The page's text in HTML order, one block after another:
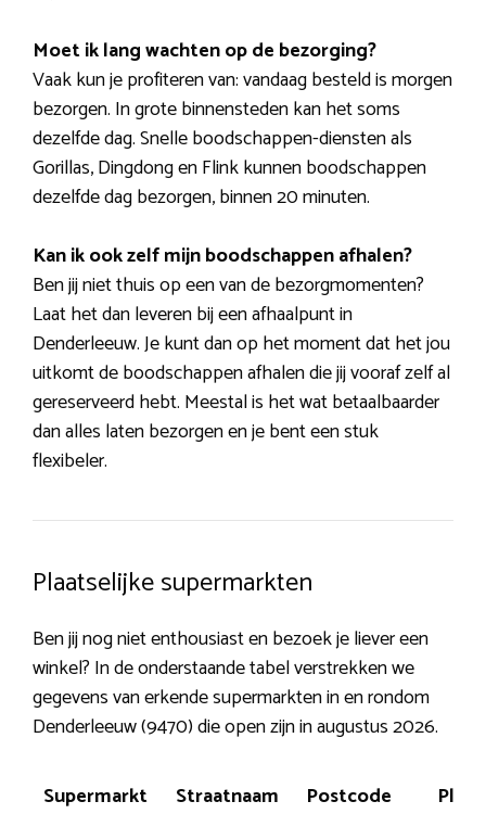
Moet ik lang wachten op de bezorging?
Vaak kun je profiteren van: vandaag besteld is morgen
bezorgen. In grote binnensteden kan het soms
dezelfde dag. Snelle boodschappen-diensten als
Gorillas, Dingdong en Flink kunnen boodschappen
dezelfde dag bezorgen, binnen 20 minuten.
Kan ik ook zelf mijn boodschappen afhalen?
Ben jij niet thuis op een van de bezorgmomenten?
Laat het dan leveren bij een afhaalpunt in
Denderleeuw. Je kunt dan op het moment dat het jou
uitkomt de boodschappen afhalen die jij vooraf zelf al
gereserveerd hebt. Meestal is het wat betaalbaarder
dan alles laten bezorgen en je bent een stuk
flexibeler.
Plaatselijke supermarkten
Ben jij nog niet enthousiast en bezoek je liever een
winkel? In de onderstaande tabel verstrekken we
gegevens van erkende supermarkten in en rondom
Denderleeuw (9470) die open zijn in augustus 2026.
Supermarkt Straatnaam Postcode